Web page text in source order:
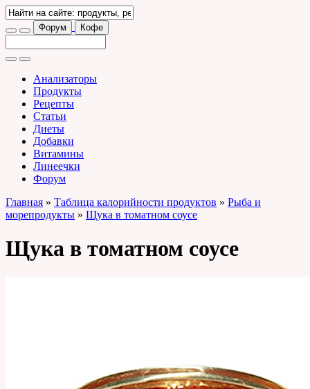
Форум Кофе
Анализаторы
Продукты
Рецепты
Статьи
Диеты
Добавки
Витамины
Линеечки
Форум
Главная » Таблица калорийности продуктов » Рыба и
морепродукты » Щука в томатном соусе
Щука в томатном соусе